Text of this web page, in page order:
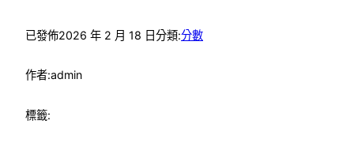
已發佈2026 年 2 月 18 日分類:分數
作者:admin
標籤: